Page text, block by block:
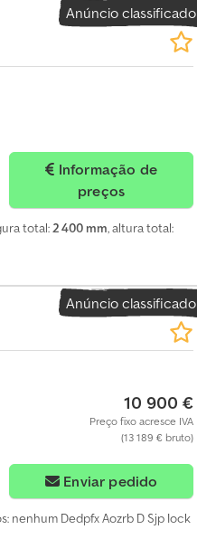
Anúncio classificado
preços
total:2 400 mm, altura total:
Anúncio classificado
10 900 €
Preço fixo acresce IVA
(13 189 € bruto)
Enviar pedido
nenhum Dedpfx Aozrb D Sjp Iock